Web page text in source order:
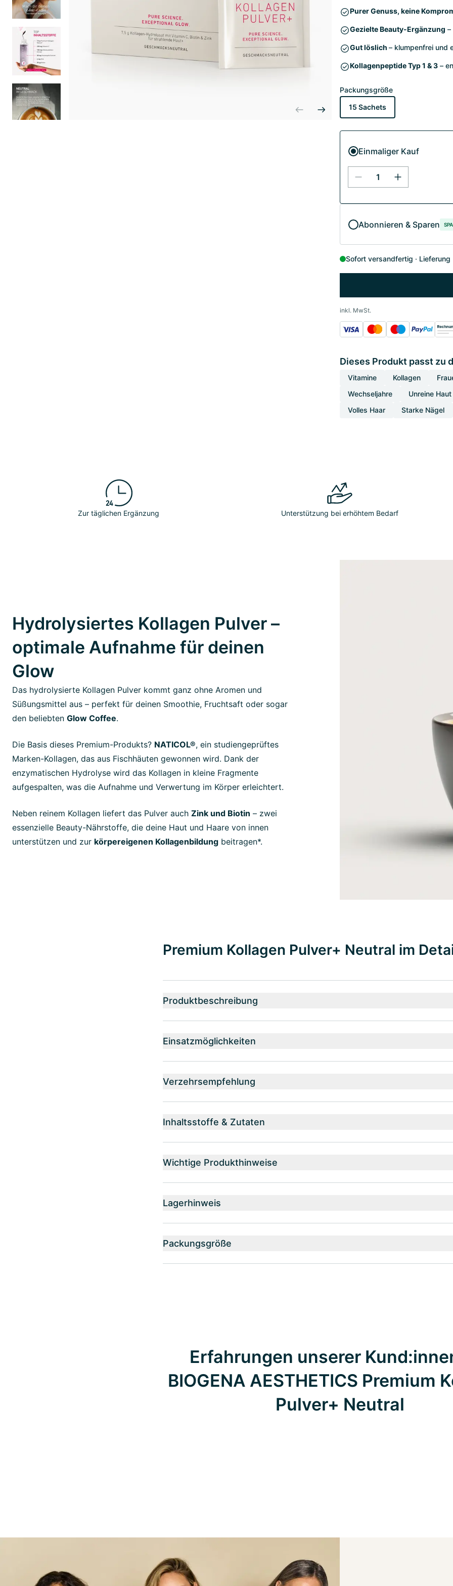
Purer Genuss, keine
Gezielte Beauty-Ergänzung –
Gut löslich – klumpenfrei und
Kollagenpeptide Typ 1 & 3 –
Packungsgröße
15 Sachets
Einmaliger Kauf
Abonnieren & Sparen
Sofort versandfertig
inkl. MwSt.
Dieses Produkt passt zu
Vitamine Kollagen
Wechseljahre
Unreine Haut
Volles Haar
Starke Nägel
Zur täglichen Ergänzung Unterstützung bei erhöhtem Bedarf
Hydrolysiertes Kollagen Pulver –
optimale Aufnahme für deinen
Glow
Das hydrolysierte Kollagen Pulver kommt ganz ohne Aromen und
Süßungsmittel aus – perfekt für deinen Smoothie, Fruchtsaft oder sogar
den beliebten Glow Coffee.
Die Basis dieses Premium-Produkts? NATICOL®, ein studiengeprüftes
Marken-Kollagen, das aus Fischhäuten gewonnen wird. Dank der
enzymatischen Hydrolyse wird das Kollagen in kleine Fragmente
aufgespalten, was die Aufnahme und Verwertung im Körper erleichtert.
Neben reinem Kollagen liefert das Pulver auch Zink und Biotin – zwei
essenzielle Beauty-Nährstoffe, die deine Haut und Haare von innen
unterstützen und zur körpereigenen Kollagenbildung beitragen*.
Premium Kollagen Pulver+ Neutral im
Produktbeschreibung
Einsatzmöglichkeiten
Verzehrsempfehlung
Inhaltsstoffe & Zutaten
Wichtige Produkthinweise
Lagerhinweis
Packungsgröße
Erfahrungen unserer
BIOGENA AESTHETICS Premium
Pulver+ Neutral